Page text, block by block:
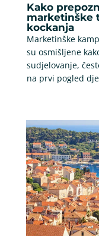
Kako
marketinške
kockanja
Marketinške
su osmišljene
sudjelovanje,
na prvi pogled